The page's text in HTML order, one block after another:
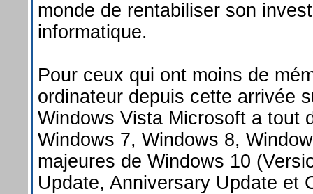
monde de rentabiliser son
informatique.
Pour ceux qui ont moins de
ordinateur depuis cette arrivée
Windows Vista Microsoft a tout
Windows 7, Windows 8,
majeures de Windows 10
Update, Anniversary Update et